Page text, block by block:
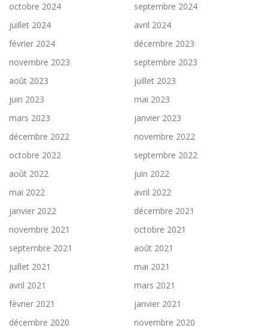
octobre 2024
septembre 2024
juillet 2024
avril 2024
février 2024
décembre 2023
novembre 2023
septembre 2023
août 2023
juillet 2023
juin 2023
mai 2023
mars 2023
janvier 2023
décembre 2022
novembre 2022
octobre 2022
septembre 2022
août 2022
juin 2022
mai 2022
avril 2022
janvier 2022
décembre 2021
novembre 2021
octobre 2021
septembre 2021
août 2021
juillet 2021
mai 2021
avril 2021
mars 2021
février 2021
janvier 2021
décembre 2020
novembre 2020